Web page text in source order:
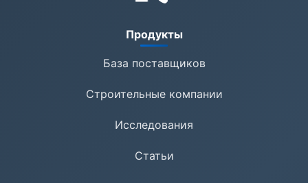
Продукты
База поставщиков
Строительные компании
Исследования
Статьи